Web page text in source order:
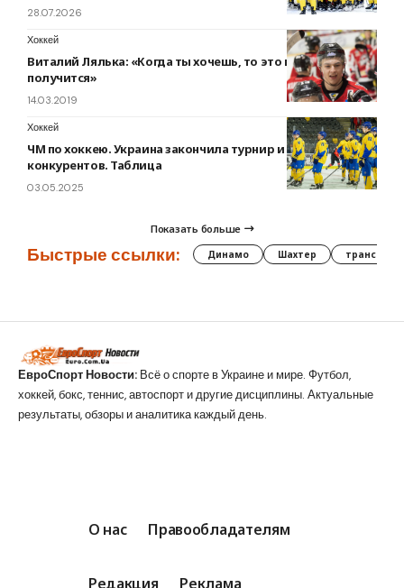
28.07.2026
Хоккей
Виталий Лялька: «Когда ты хочешь, то это всегда
получится»
14.03.2019
Хоккей
ЧМ по хоккею. Украина закончила турнир и зависит от
конкурентов. Таблица
03.05.2025
Показать больше
Быстрые ссылки: Динамо Шахтер трансферы
ЕвроСпорт Новости: Всё о спорте в Украине и мире. Футбол,
хоккей, бокс, теннис, автоспорт и другие дисциплины. Актуальные
результаты, обзоры и аналитика каждый день.
О нас Правообладателям
Редакция Реклама